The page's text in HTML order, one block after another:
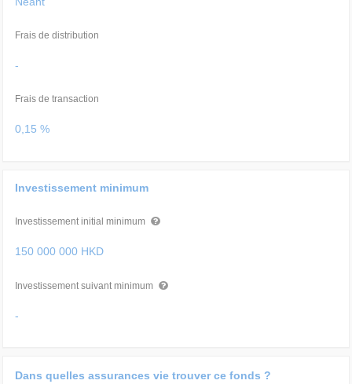
Frais de distribution
-
Frais de transaction
0,15 %
Investissement minimum
Investissement initial minimum
150 000 000 HKD
Investissement suivant minimum
-
Dans quelles assurances vie trouver ce fonds ?